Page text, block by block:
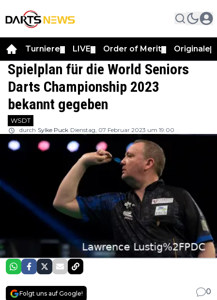
Turniere LIVE Order of Merit Originale
Spielplan für die World Seniors
Darts Championship 2023
bekannt gegeben
WSDT
durch Sylke Puck Dienstag, 07 Februar 2023 um 19:00
Folgt uns auf Google!
0